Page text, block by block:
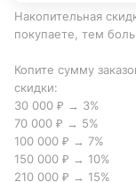
Накопительная
покупаете, тем
Копите сумму
скидки:
30 000 ₽ → 3%
70 000 ₽ → 5%
100 000 ₽ → 7%
150 000 ₽ → 10%
210 000 ₽ → 15%